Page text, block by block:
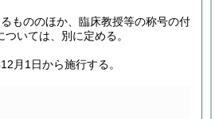
もののほか、臨床教授等の称号の付
いては、別に定める。
月1日から施行する。